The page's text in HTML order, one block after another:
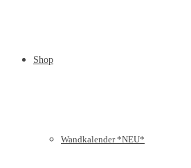
Shop
Wandkalender *NEU*